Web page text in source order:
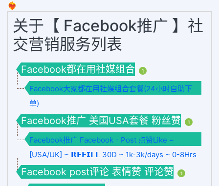
❤️‍🔥
关于【 Facebook推广 】社
交营销服务列表
Facebook都在用社媒组合 1
Facebook大家都在用社媒组合套餐(24小时自助下
单)
Facebook推广 美国USA套餐 粉丝赞 1
Facebook推广 Facebook - Post 点赞Like ~
[USA/UK] ~ 𝗥𝗘𝗙𝗜𝗟𝗟 30D ~ 1k-3k/days ~ 0-8Hrs
Facebook post评论 表情赞 评论赞 1